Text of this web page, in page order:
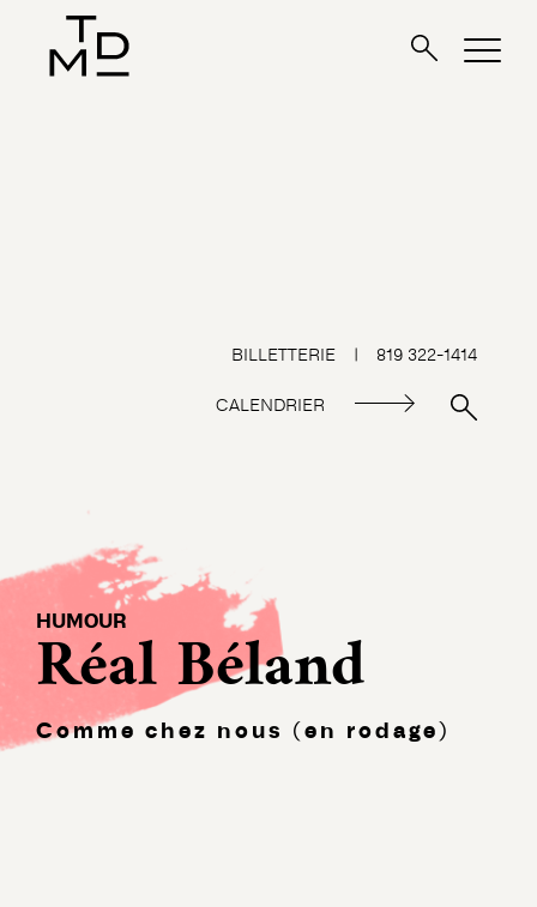
BILLETTERIE | 819 322-1414
CALENDRIER
HUMOUR
Réal Béland
Comme chez nous (en rodage)